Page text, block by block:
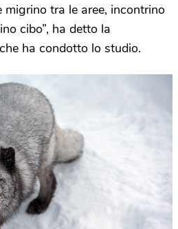
tra le aree, incontrino
cibo”, ha detto la
ha condotto lo studio.